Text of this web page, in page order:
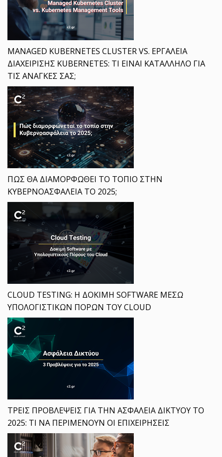
MANAGED KUBERNETES CLUSTER VS. ΕΡΓΑΛΕΙΑ
ΔΙΑΧΕΙΡΙΣΗΣ KUBERNETES: ΤΙ ΕΙΝΑΙ ΚΑΤΑΛΛΗΛΟ ΓΙΑ
ΤΙΣ ΑΝΑΓΚΕΣ ΣΑΣ;
ΠΩΣ ΘΑ ΔΙΑΜΟΡΦΩΘΕΙ ΤΟ ΤΟΠΙΟ ΣΤΗΝ
ΚΥΒΕΡΝΟΑΣΦΑΛΕΙΑ ΤΟ 2025;
CLOUD TESTING: Η ΔΟΚΙΜΗ SOFTWARE ΜΕΣΩ
ΥΠΟΛΟΓΙΣΤΙΚΩΝ ΠΟΡΩΝ ΤΟΥ CLOUD
ΤΡΕΙΣ ΠΡΟΒΛΕΨΕΙΣ ΓΙΑ ΤΗΝ ΑΣΦΑΛΕΙΑ ΔΙΚΤΥΟΥ ΤΟ
2025: ΤΙ ΝΑ ΠΕΡΙΜΕΝΟΥΝ ΟΙ ΕΠΙΧΕΙΡΗΣΕΙΣ